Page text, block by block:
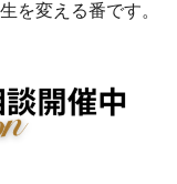
を変える番です。